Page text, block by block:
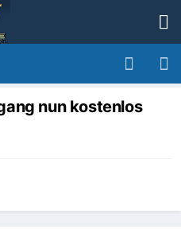
nun kostenlos